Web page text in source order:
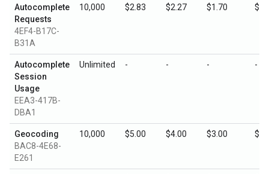
Autocomplete
Requests
4EF4-B17C-
B31A
10,000 $2.83 $2.27 $1.70
Autocomplete
Session
Usage
EEA3-417B-
DBA1
Unlimited - - - -
Geocoding
BAC8-4E68-
E261
10,000 $5.00 $4.00 $3.00